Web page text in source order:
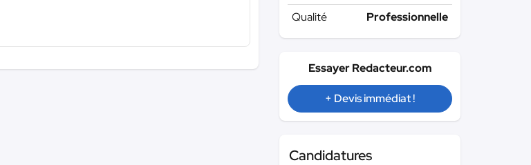
Qualité
Professionnelle
Essayer Redacteur.com
+ Devis immédiat !
Candidatures